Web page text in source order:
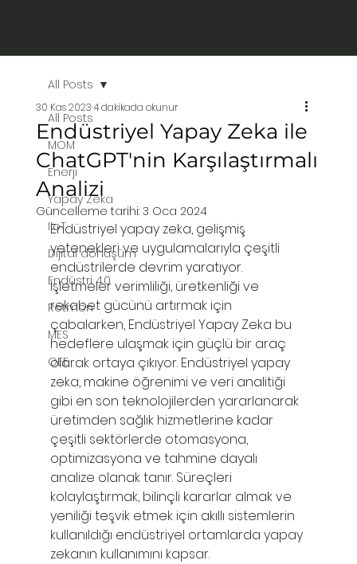
All Posts
MOM
Enerji
Yapay Zeka
IIoT
Dijital dönüşüm
Endüstri 4.0
Retmon
MES
OEE
All Posts
Endüstriyel Yapay Zeka ile
ChatGPT'nin Karşılaştırmalı
Analizi
30 Kas 20234 dakikada okunur
Güncelleme tarihi: 3 Oca 2024
Endüstriyel yapay zeka, gelişmiş
yetenekleri ve uygulamalarıyla çeşitli
endüstrilerde devrim yaratıyor.
İşletmeler verimliliği, üretkenliği ve
rekabet gücünü artırmak için
çabalarken, Endüstriyel Yapay Zeka bu
hedeflere ulaşmak için güçlü bir araç
olarak ortaya çıkıyor. Endüstriyel yapay
zeka, makine öğrenimi ve veri analitiği
gibi en son teknolojilerden yararlanarak
üretimden sağlık hizmetlerine kadar
çeşitli sektörlerde otomasyona,
optimizasyona ve tahmine dayalı
analize olanak tanır. Süreçleri
kolaylaştırmak, bilinçli kararlar almak ve
yeniliği teşvik etmek için akıllı sistemlerin
kullanıldığı endüstriyel ortamlarda yapay
zekanın kullanımını kapsar.